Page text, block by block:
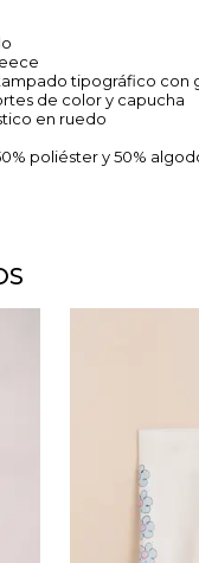
tipográfico con
de color y capucha
en ruedo
poliéster y 50%